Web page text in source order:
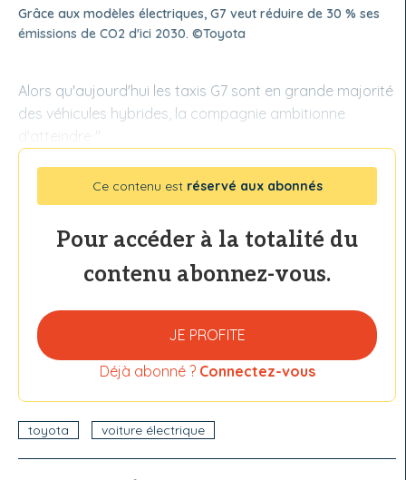
Grâce aux modèles électriques, G7 veut réduire de 30 % ses
émissions de CO2 d'ici 2030. ©Toyota
Alors qu'aujourd'hui les taxis G7 sont en grande majorité
des véhicules hybrides, la compagnie ambitionne
d'atteindre "
Ce contenu est réservé aux abonnés
Pour accéder à la totalité du
contenu abonnez-vous.
JE PROFITE
Déjà abonné ? Connectez-vous
toyota voiture électrique